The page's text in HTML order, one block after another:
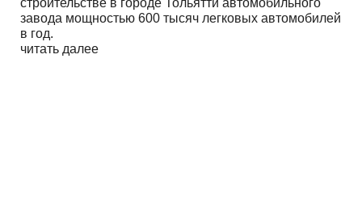
строительстве в городе Тольятти автомобильного
завода мощностью 600 тысяч легковых автомобилей
в год.
читать далее